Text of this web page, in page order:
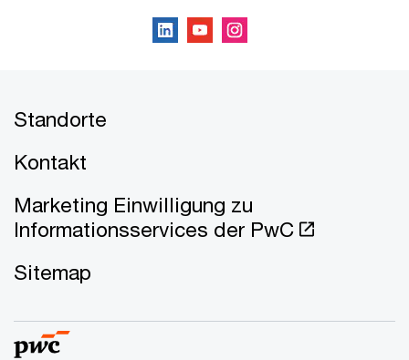
Standorte
Kontakt
Marketing Einwilligung zu
Informationsservices der PwC
Sitemap